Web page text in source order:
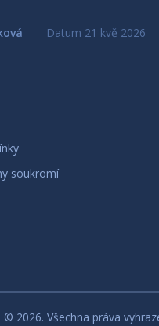
Datum 21 kvě 2026
soukromí
© 2026. Všechna práva